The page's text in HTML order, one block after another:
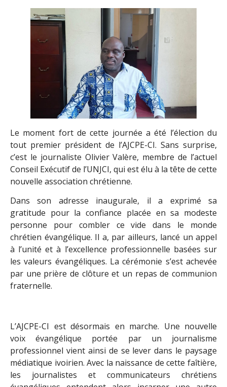
Le moment fort de cette journée a été l’élection du
tout premier président de l’AJCPE-CI. Sans surprise,
c’est le journaliste Olivier Valère, membre de l’actuel
Conseil Exécutif de l’UNJCI, qui est élu à la tête de cette
nouvelle association chrétienne.
Dans son adresse inaugurale, il a exprimé sa
gratitude pour la confiance placée en sa modeste
personne pour combler ce vide dans le monde
chrétien évangélique. Il a, par ailleurs, lancé un appel
à l’unité et à l’excellence professionnelle basées sur
les valeurs évangéliques. La cérémonie s’est achevée
par une prière de clôture et un repas de communion
fraternelle.
L’AJCPE-CI est désormais en marche. Une nouvelle
voix évangélique portée par un journalisme
professionnel vient ainsi de se lever dans le paysage
médiatique ivoirien. Avec la naissance de cette faîtière,
les journalistes et communicateurs chrétiens